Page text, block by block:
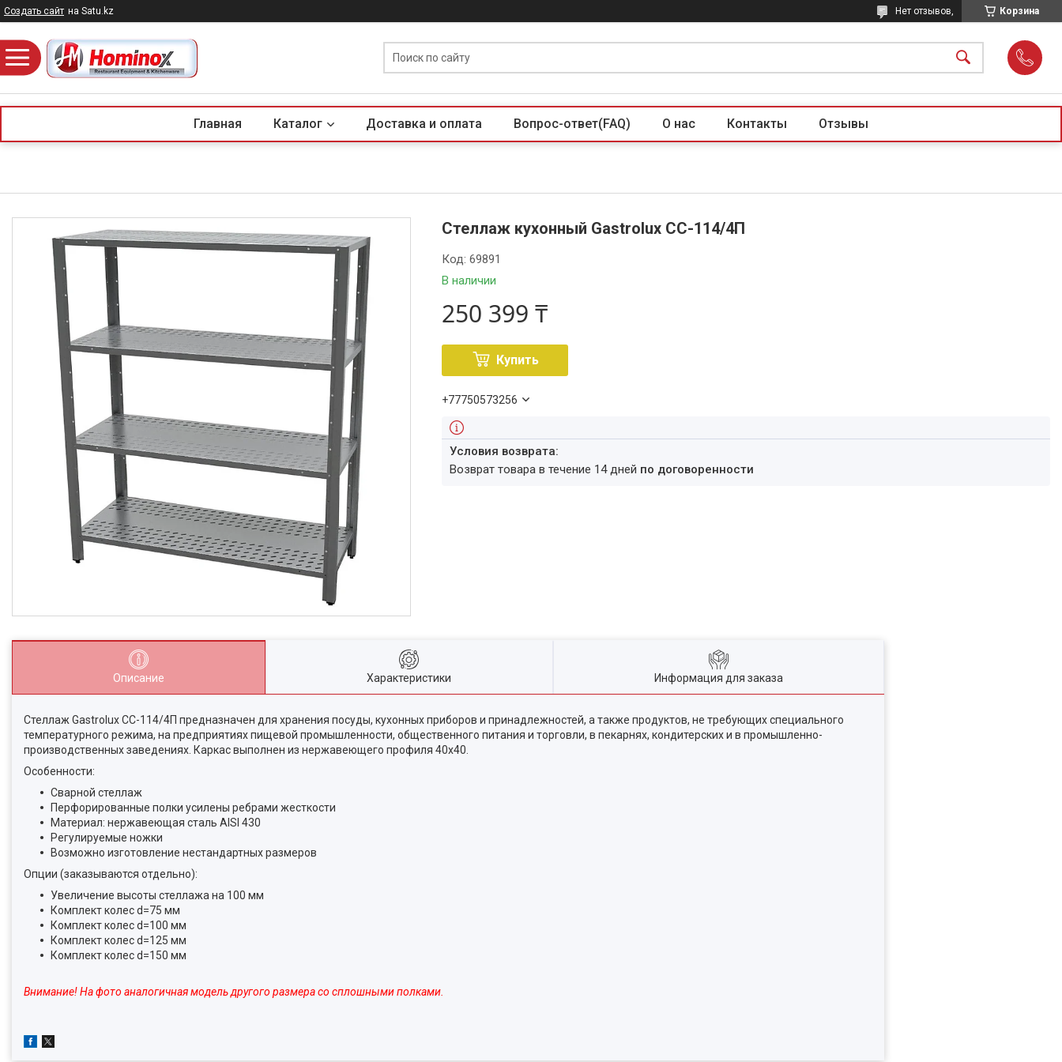
Создать сайт на Satu.kz Корзина
Нет отзывов,
Главная Каталог Доставка и оплата Вопрос-ответ(FAQ) О нас Контакты Отзывы
Стеллаж кухонный Gastrolux СС-114/4П
В наличии
Код:69891
250 399 ₸
Купить
+77750573256
возврат товара в течение 14 дней по договоренности
Описание Характеристики Информация для заказа
Стеллаж Gastrolux СС-114/4П предназначен для хранения посуды, кухонных приборов и принадлежностей, а также продуктов, не требующих специального
температурного режима, на предприятиях пищевой промышленности, общественного питания и торговли, в пекарнях, кондитерских и в промышленно-
производственных заведениях. Каркас выполнен из нержавеющего профиля 40х40.
Особенности:
Сварной стеллаж
Перфорированные полки усилены ребрами жесткости
Материал: нержавеющая сталь AISI 430
Регулируемые ножки
Возможно изготовление нестандартных размеров
Опции (заказываются отдельно):
Увеличение высоты стеллажа на 100 мм
Комплект колес d=75 мм
Комплект колес d=100 мм
Комплект колес d=125 мм
Комплект колес d=150 мм
Внимание! На фото аналогичная модель другого размера со сплошными полками.